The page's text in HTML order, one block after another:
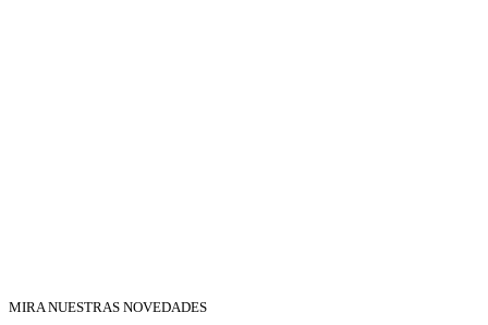
MIRA NUESTRAS NOVEDADES